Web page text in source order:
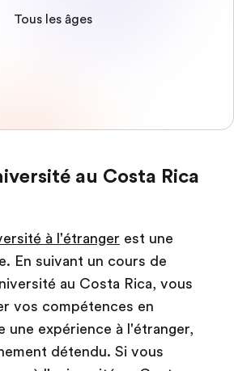
Tous les âges
au Costa Rica
à l'étranger est une
En suivant un cours de
au Costa Rica, vous
vos compétences en
une expérience à l'étranger,
détendu. Si vous